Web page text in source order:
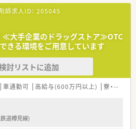
師求人ID： 205045
≪大手企業のドラッグストア≫OTC
きる環境をご用意しています
討リストに追加
車通勤可 高給与(600万円以上) 寮・借上社宅あり
道樽見線)